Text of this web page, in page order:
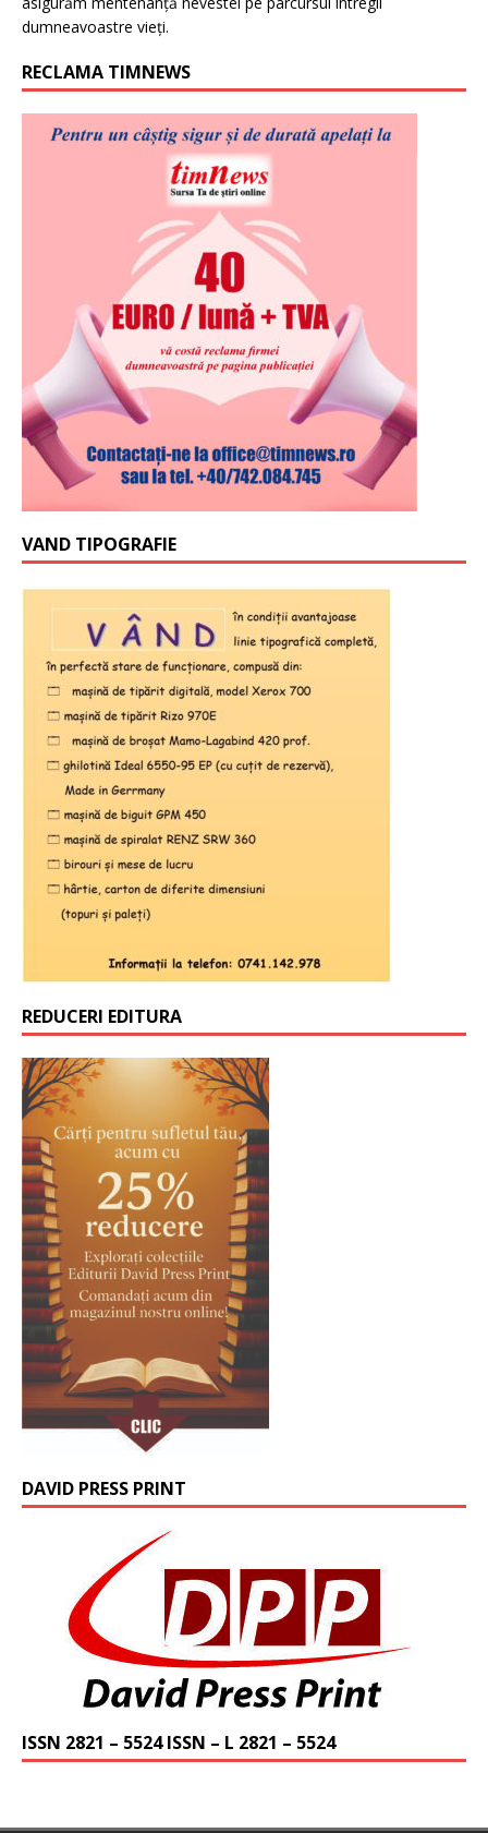
dumneavoastre vieți.
RECLAMA TIMNEWS
VAND TIPOGRAFIE
REDUCERI EDITURA
DAVID PRESS PRINT
ISSN 2821 – 5524 ISSN – L 2821 – 5524